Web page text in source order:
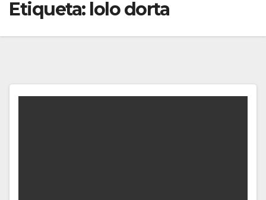
Etiqueta: lolo dorta